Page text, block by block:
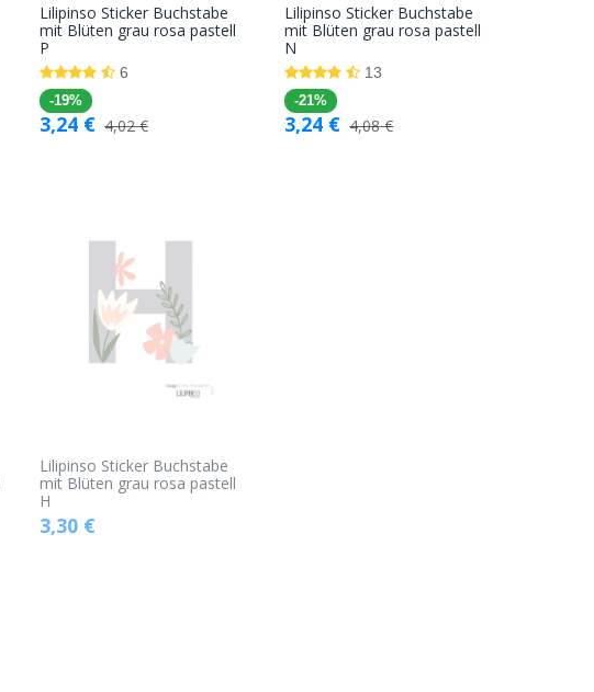
In den
Lilipinso Sticker Buchstabe
mit Blüten grau rosa pastell
P
6
-19%
3,24 € 4,02€
In den
Lilipinso Sticker Buchstabe
mit Blüten grau rosa pastell
N
13
-21%
3,24 € 4,08€
Lilipinso Sticker Buchstabe
mit Blüten grau rosa pastell
H
3,30 €